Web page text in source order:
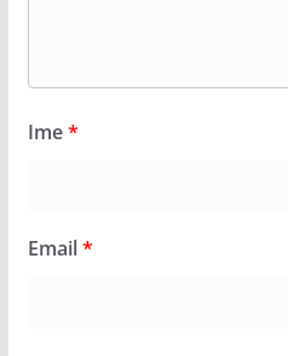
Ime*
Email*